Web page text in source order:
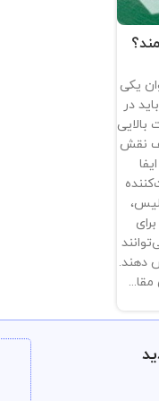
یکی
در
بالایی
نقش
دهند.